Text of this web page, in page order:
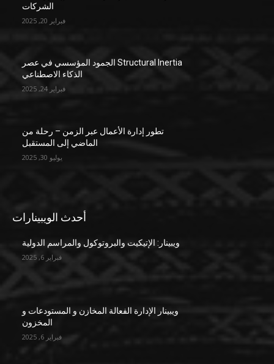
الشركات
فبراير 20, 2025
Structural Inertia الجمود المؤسسي في عصر
الذكاء الاصطناعي
فبراير 24, 2025
تطور إدارة الأعمال عبر الزمن – رحلة من
الماضي إلى المستقبل
يوليو 30, 2025
أحدث الويبينارات
ويبينار: الإتيكيت والبروتوكول والمراسم الدولية
فبراير 6, 2025
ويبينار الإدارة الفعالة المخازن و المستودعات و
المخزون
فبراير 6, 2025